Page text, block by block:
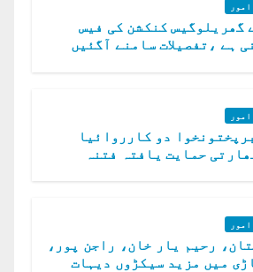
گھریلوگیس کنکشن کی فیس
ہے ،تفصیلات سامنے آگئیں
دو کارروائیا
حمایت یافتہ فتنہ
رحیم یار خان، راجن پور،
میں مزید سیکڑوں دیہات